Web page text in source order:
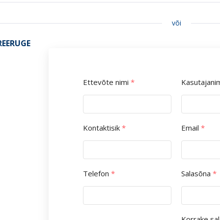
või
Ettevõte nimi *
Kontaktisik *
Telefon *
Email *
Salasõna *